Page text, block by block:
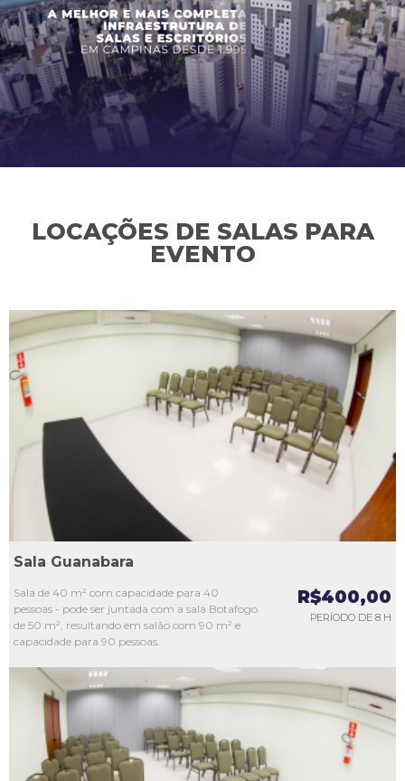
LOCAÇÕES DE SALAS PARA
EVENTO
L4
L5
Sala Guanabara
Sala de 40 m² com capacidade para 40
pessoas - pode ser juntada com a sala Botafogo
de 50 m², resultando em salão com 90 m² e
capacidade para 90 pessoas.
R$400,00
PERÍODO DE 8 H
L1
L2
L3